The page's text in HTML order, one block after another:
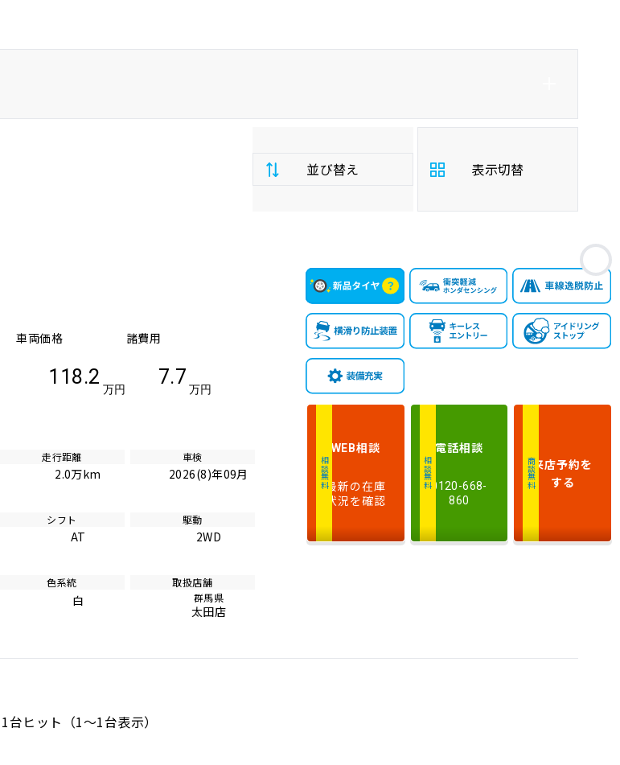
並び替え
払
総
安い順 高い順
年
式
新しい順 古い順
走
行
少ない順 多い順
気
量
大きい順 小さい順
検
多い順 少ない順
表示切替
お
車両価格
118.2
万円
諸費用
7.7
万円
走行距離
2.0万km
車検
2026(8)年09月
シフト
AT
駆動
2WD
色系統
白
取扱店舗
群馬県
太田店
相談無料
WEB相談
最新の在庫
状況を確認
相談無料
電話相談
0120-668-
860
商談無料来店予約を
する
1台ヒット（1〜1台表示）